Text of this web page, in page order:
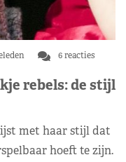
6 reacties
rebels: de stijl
met haar stijl dat
hoeft te zijn.